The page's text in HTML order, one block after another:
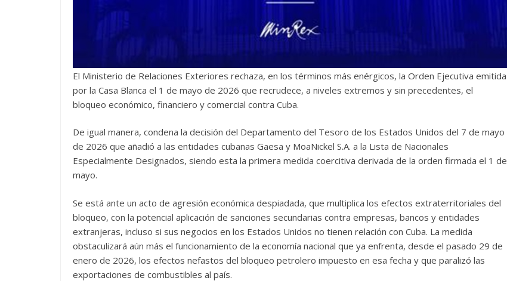
El Ministerio de Relaciones Exteriores rechaza, en los términos más enérgicos, la Orden Ejecutiva emitida
por la Casa Blanca el 1 de mayo de 2026 que recrudece, a niveles extremos y sin precedentes, el
bloqueo económico, financiero y comercial contra Cuba.
De igual manera, condena la decisión del Departamento del Tesoro de los Estados Unidos del 7 de mayo
de 2026 que añadió a las entidades cubanas Gaesa y MoaNickel S.A. a la Lista de Nacionales
Especialmente Designados, siendo esta la primera medida coercitiva derivada de la orden firmada el 1 de
mayo.
Se está ante un acto de agresión económica despiadada, que multiplica los efectos extraterritoriales del
bloqueo, con la potencial aplicación de sanciones secundarias contra empresas, bancos y entidades
extranjeras, incluso si sus negocios en los Estados Unidos no tienen relación con Cuba. La medida
obstaculizará aún más el funcionamiento de la economía nacional que ya enfrenta, desde el pasado 29 de
enero de 2026, los efectos nefastos del bloqueo petrolero impuesto en esa fecha y que paralizó las
exportaciones de combustibles al país.